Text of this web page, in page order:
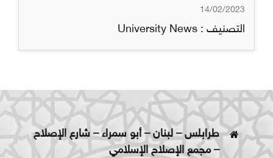
14/02/2023
التصنيف : University News
طرابلس – لبنان – أبو سمراء – شارع الإصلاح
– مجمع الإصلاح الإسلامي